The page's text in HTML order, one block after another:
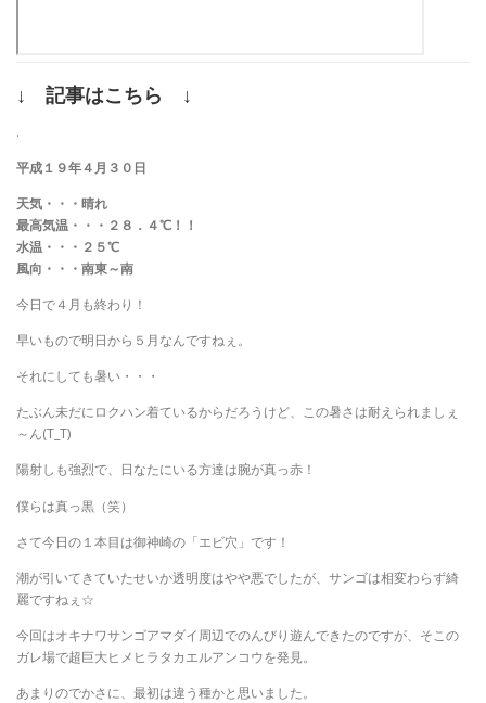
↓ 記事はこちら ↓
.
平成１９年４月３０日
天気・・・晴れ
最高気温・・・２８．４℃！！
水温・・・２５℃
風向・・・南東～南
今日で４月も終わり！
早いもので明日から５月なんですねぇ。
それにしても暑い・・・
たぶん未だにロクハン着ているからだろうけど、この暑さは耐えられましぇ
～ん(T_T)
陽射しも強烈で、日なたにいる方達は腕が真っ赤！
僕らは真っ黒（笑）
さて今日の１本目は御神崎の「エビ穴」です！
潮が引いてきていたせいか透明度はやや悪でしたが、サンゴは相変わらず綺
麗ですねぇ☆
今回はオキナワサンゴアマダイ周辺でのんびり遊んできたのですが、そこの
ガレ場で超巨大ヒメヒラタカエルアンコウを発見。
あまりのでかさに、最初は違う種かと思いました。